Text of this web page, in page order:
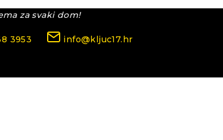
za svaki dom!
3953 info@kljuc17.hr